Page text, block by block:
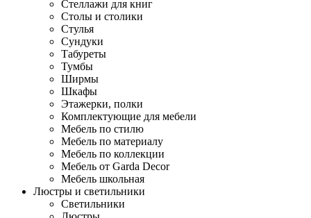
Стеллажи для книг
Столы и столики
Стулья
Сундуки
Табуреты
Тумбы
Ширмы
Шкафы
Этажерки, полки
Комплектующие для мебели
Мебель по стилю
Мебель по материалу
Мебель по коллекции
Мебель от Garda Decor
Мебель школьная
Люстры и светильники
Светильники